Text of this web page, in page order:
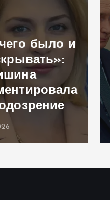
было и